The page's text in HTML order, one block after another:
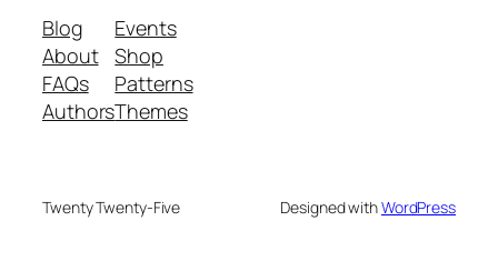
Blog
About
FAQs
Authors
Events
Shop
Patterns
Themes
Twenty Twenty-Five Designed withWordPress